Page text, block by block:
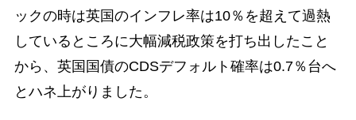
ックの時は英国のインフレ率は10％を超えて過熱
しているところに大幅減税政策を打ち出したこと
から、英国国債のCDSデフォルト確率は0.7％台へ
とハネ上がりました。